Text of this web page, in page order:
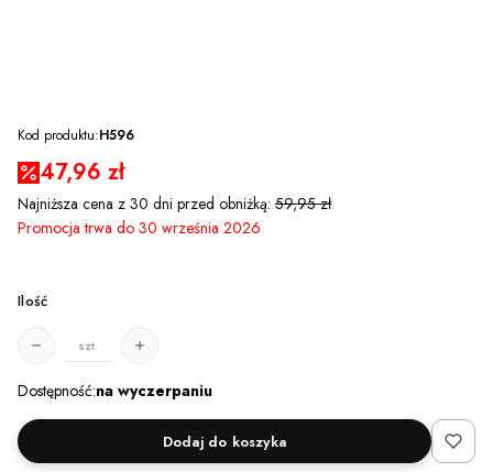
Kod produktu:H596
47,96 zł
Najniższa cena z 30 dni przed obniżką: 59,95 zł
Promocja trwa do 30 września 2026
Ilość
szt.
Dostępność:na wyczerpaniu
Dodaj do koszyka